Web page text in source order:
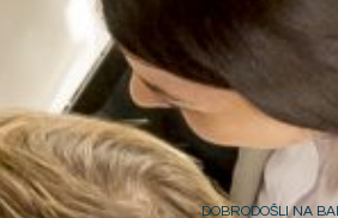
DOBRODOŠLI NA